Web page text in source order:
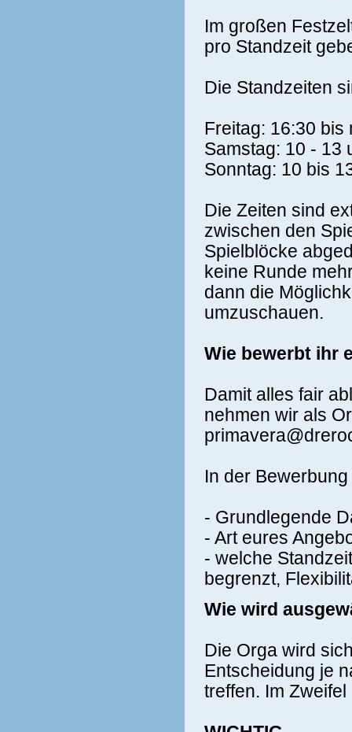
Im großen
pro Standzeit
Die Standzeiten
Freitag: 16:30 bis
Samstag: 10 - 13
Sonntag: 10 bis
Die Zeiten sind
zwischen den
Spielblöcke
keine Runde
dann die
umzuschauen.
Wie bewerbt ihr
Damit alles fair
nehmen wir als
In der
- Grundlegende
- Art eures
- welche
begrenzt,
Wie wird
Die Orga wird
Entscheidung je
treffen. Im